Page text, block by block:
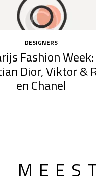
DESIGNERS
Fashion Week:
Dior, Viktor &
en Chanel